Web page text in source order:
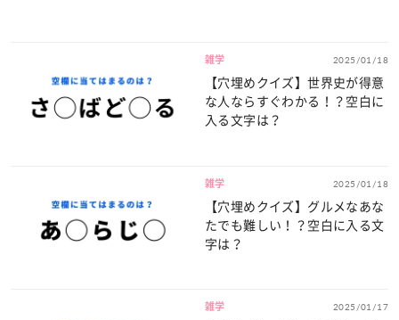
雑学 2025/01/18
【穴埋めクイズ】世界史が得意
な人ならすぐわかる！？空白に
入る文字は？
雑学 2025/01/18
【穴埋めクイズ】グルメなあな
たでも難しい！？空白に入る文
字は？
雑学 2025/01/17